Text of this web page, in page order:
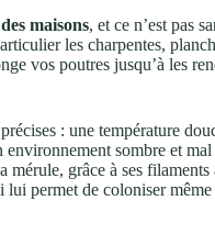
maisons, et ce n’est pas
les charpentes,
vos poutres jusqu’à les
: une température
sombre et
mérule, grâce à ses
lui permet de coloniser